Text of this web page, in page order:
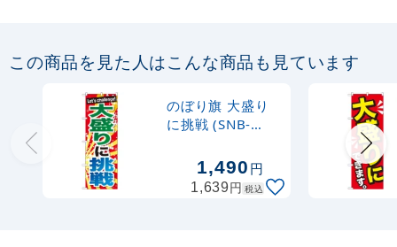
1.6～3m 伸縮式 緑 (30537GRN)
売り切れ中
購入不可
定番のぼり竿 オリジナルのぼりポール
1.6～3m 伸縮式 水色 (30537SBL)
この商品を見た人はこんな商品も見ています
のぼり旗 大盛り
に挑戦 (SNB-
1,490円
1,639円 税込